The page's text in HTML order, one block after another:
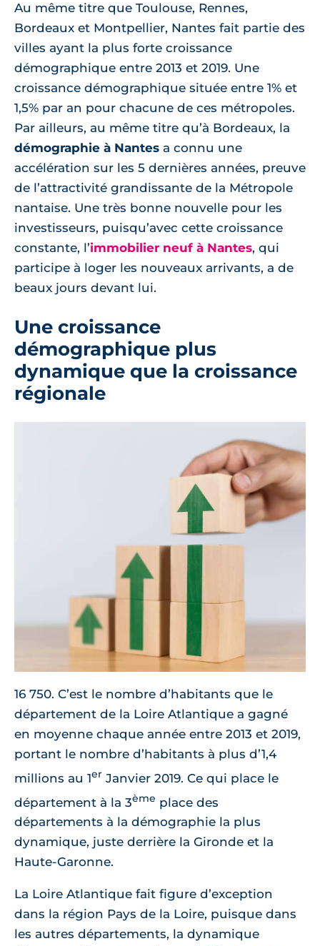
Au même titre que Toulouse, Rennes,
Bordeaux et Montpellier, Nantes fait partie des
villes ayant la plus forte croissance
démographique entre 2013 et 2019. Une
croissance démographique située entre 1% et
1,5% par an pour chacune de ces métropoles.
Par ailleurs, au même titre qu’à Bordeaux, la
démographie à Nantes a connu une
accélération sur les 5 dernières années, preuve
de l’attractivité grandissante de la Métropole
nantaise. Une très bonne nouvelle pour les
investisseurs, puisqu’avec cette croissance
constante, l’immobilier neuf à Nantes, qui
participe à loger les nouveaux arrivants, a de
beaux jours devant lui.
Une croissance
démographique plus
dynamique que la croissance
régionale
16 750. C’est le nombre d’habitants que le
département de la Loire Atlantique a gagné
en moyenne chaque année entre 2013 et 2019,
portant le nombre d’habitants à plus d’1,4
millions au 1er Janvier 2019. Ce qui place le
département à la 3ème place des
départements à la démographie la plus
dynamique, juste derrière la Gironde et la
Haute-Garonne.
La Loire Atlantique fait figure d’exception
dans la région Pays de la Loire, puisque dans
les autres départements, la dynamique